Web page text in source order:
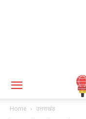
Home उत्तराखंड